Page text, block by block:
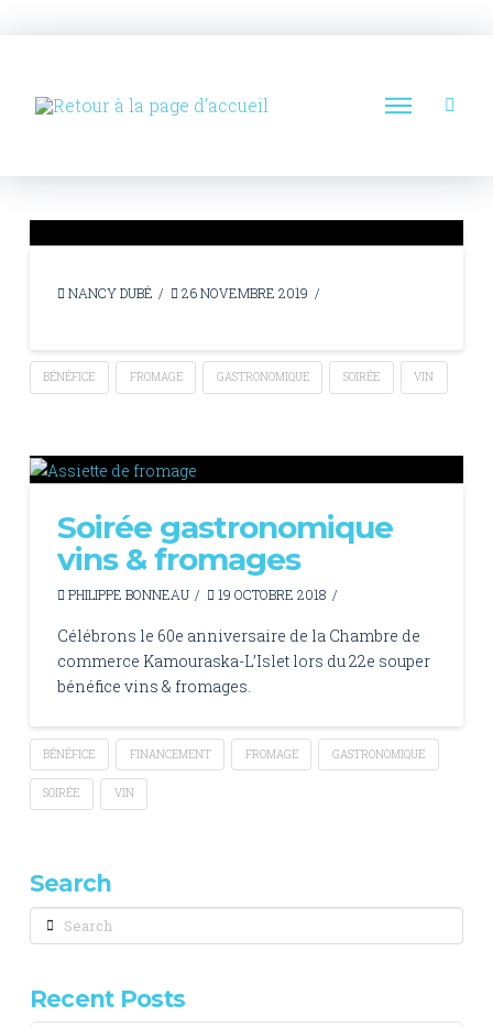
NANCY DUBÉ 26 NOVEMBRE 2019
BÉNÉFICE FROMAGE GASTRONOMIQUE SOIRÉE VIN
Soirée gastronomique
vins & fromages
PHILIPPE BONNEAU 19 OCTOBRE 2018
Célébrons le 60e anniversaire de la Chambre de
commerce Kamouraska-L’Islet lors du 22e souper
bénéfice vins & fromages.
BÉNÉFICE FINANCEMENT FROMAGE GASTRONOMIQUE
SOIRÉE VIN
Search
Search
Recent Posts